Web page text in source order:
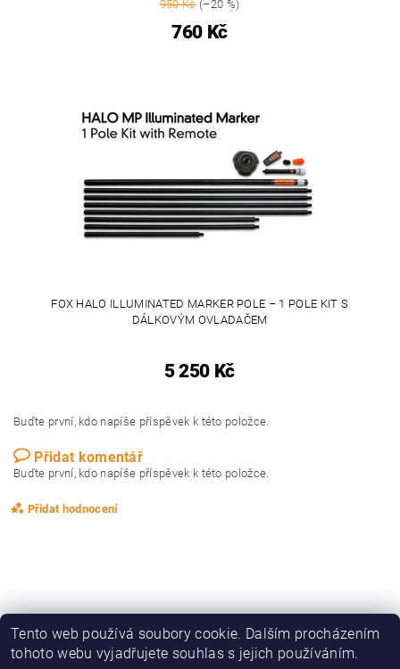
950 Kč(–20 %)
760 Kč
FOX HALO ILLUMINATED MARKER POLE – 1 POLE KIT S
DÁLKOVÝM OVLADAČEM
5 250 Kč
Buďte první, kdo napíše příspěvek k této položce.
Přidat komentář
Buďte první, kdo napíše příspěvek k této položce.
Přidat hodnocení
Heureka.cz | OBLEČENÍ, OBUV
Tento web používá soubory cookie. Dalším procházením
tohoto webu vyjadřujete souhlas s jejich používáním.